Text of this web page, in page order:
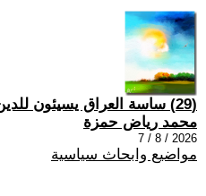
(29) ساسة العراق يسيئون للدين و مذاهبه
محمد رياض حمزة
2026 / 8 / 7
مواضيع وابحاث سياسية